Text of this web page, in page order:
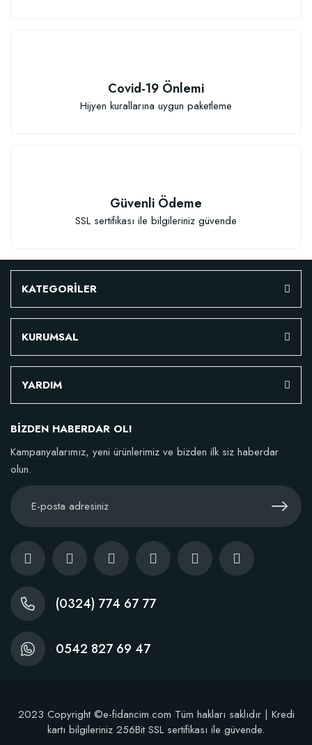
Covid-19 Önlemi
Hijyen kurallarına uygun paketleme
Güvenli Ödeme
SSL sertifikası ile bilgileriniz güvende
KATEGORİLER
KURUMSAL
YARDIM
BİZDEN HABERDAR OL!
Kampanyalarımız, yeni ürünlerimiz ve bizden ilk siz haberdar
olun.
(0324) 774 67 77
0542 827 69 47
2023 Copyright ©e-fidancim.com Tüm hakları saklıdır | Kredi
kartı bilgileriniz 256Bit SSL sertifikası ile güvende.